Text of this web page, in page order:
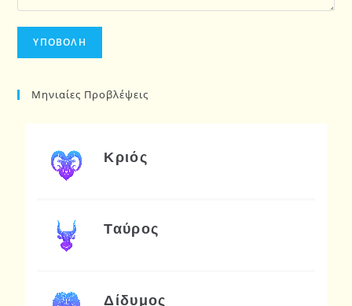
Μηνιαίες Προβλέψεις
Κριός
Ταύρος
Δίδυμος